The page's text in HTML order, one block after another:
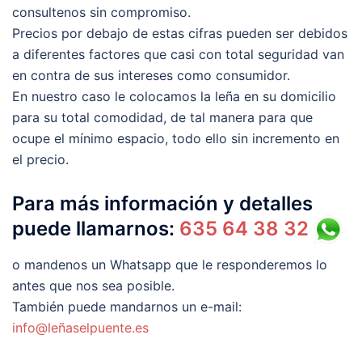
consultenos sin compromiso.
Precios por debajo de estas cifras pueden ser debidos
a diferentes factores que casi con total seguridad van
en contra de sus intereses como consumidor.
En nuestro caso le colocamos la leña en su domicilio
para su total comodidad, de tal manera para que
ocupe el mínimo espacio, todo ello sin incremento en
el precio.
Para más información y detalles
puede llamarnos: 635 64 38 32
o mandenos un Whatsapp que le responderemos lo
antes que nos sea posible.
También puede mandarnos un e-mail:
info@leñaselpuente.es